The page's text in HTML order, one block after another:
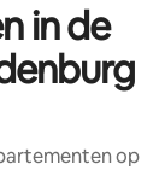
in de
op